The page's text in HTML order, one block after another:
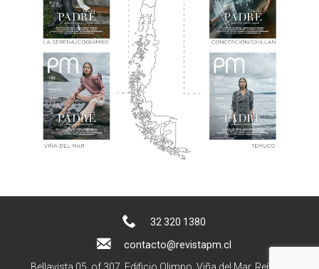
32 320 1380
contacto@revistapm.cl